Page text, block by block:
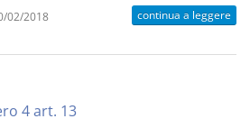
02/2018 continua a leggere
4 art. 13